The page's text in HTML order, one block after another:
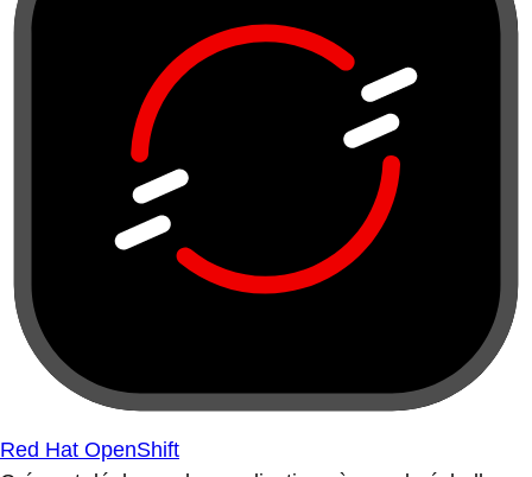
Red Hat OpenShift